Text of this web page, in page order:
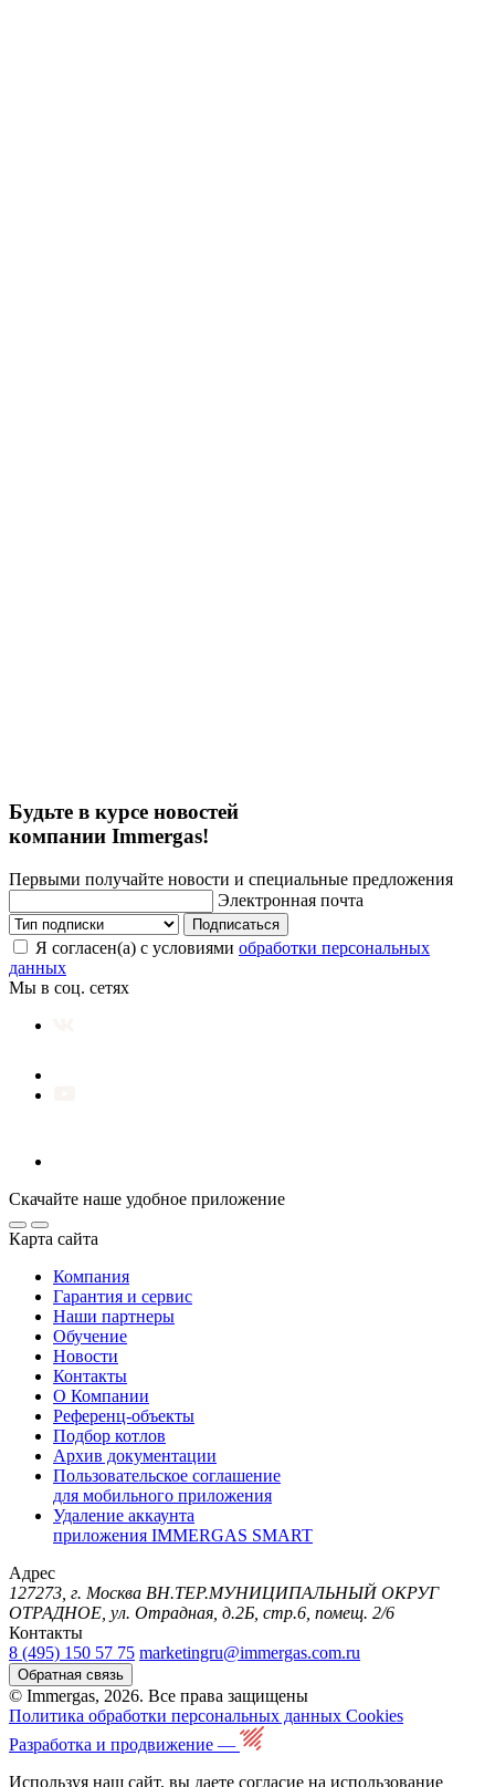
Будьте в курсе новостей
компании Immergas!
Первыми получайте новости и специальные предложения
Электронная почта
Подписаться
Я согласен(а) с условиями обработки персональных
данных
Мы в соц. сетях
Скачайте наше удобное приложение
Карта сайта
Компания
Гарантия и сервис
Наши партнеры
Обучение
Новости
Контакты
О Компании
Референц-объекты
Подбор котлов
Архив документации
Пользовательское соглашение
для мобильного приложения
Удаление аккаунта
приложения IMMERGAS SMART
Адрес
127273, г. Москва ВН.ТЕР.МУНИЦИПАЛЬНЫЙ ОКРУГ
ОТРАДНОЕ, ул. Отрадная, д.2Б, стр.6, помещ. 2/6
Контакты
8 (495) 150 57 75 marketingru@immergas.com.ru
Обратная связь
© Immergas, 2026. Все права защищены
Политика обработки персональных данных Cookies
Разработка и продвижение —
Используя наш сайт, вы даете согласие на использование